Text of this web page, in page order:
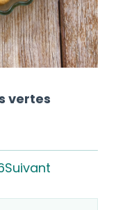
vertes
Suivant